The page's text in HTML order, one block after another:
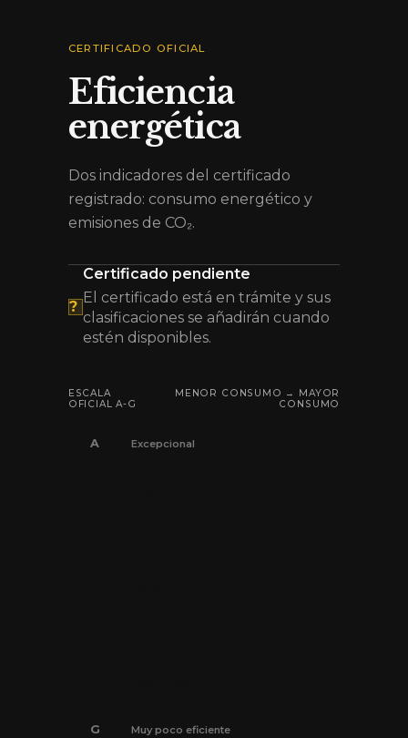
CERTIFICADO OFICIAL
Eficiencia
energética
Dos indicadores del certificado
registrado: consumo energético y
emisiones de CO₂.
?
Certificado pendiente
El certificado está en trámite y sus
clasificaciones se añadirán cuando
estén disponibles.
ESCALA
OFICIAL A-G
MENOR CONSUMO → MAYOR
CONSUMO
A Excepcional
G Muy poco eficiente